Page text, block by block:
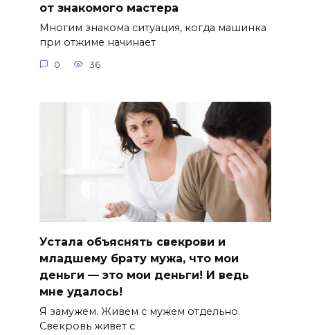
от знакомого мастера
Многим знакома ситуация, когда машинка
при отжиме начинает
0 36
Устала объяснять свекрови и
младшему брату мужа, что мои
деньги — это мои деньги! И ведь
мне удалось!
Я замужем. Живем с мужем отдельно.
Свекровь живет с